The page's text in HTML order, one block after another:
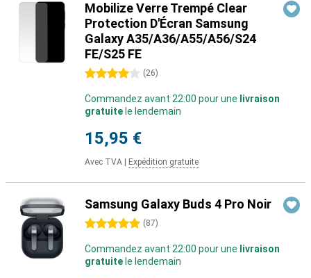
Mobilize Verre Trempé Clear
Protection D'Écran Samsung
Galaxy A35/A36/A55/A56/S24
FE/S25 FE
4 étoiles (26)
Commandez avant 22:00 pour une livraison
gratuite le lendemain
15,95 €
Avec TVA Expédition gratuite
Samsung Galaxy Buds 4 Pro Noir
5 étoiles (87)
Commandez avant 22:00 pour une livraison
gratuite le lendemain